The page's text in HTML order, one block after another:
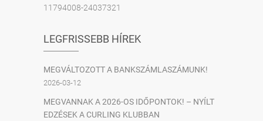
11794008-24037321
LEGFRISSEBB HÍREK
MEGVÁLTOZOTT A BANKSZÁMLASZÁMUNK!
2026-03-12
MEGVANNAK A 2026-OS IDŐPONTOK! – NYÍLT
EDZÉSEK A CURLING KLUBBAN